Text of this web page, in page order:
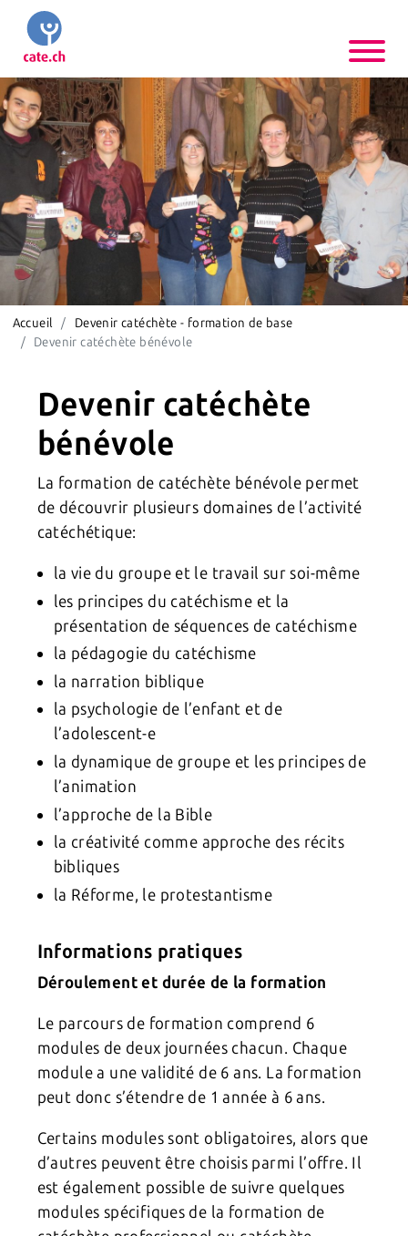
Accueil
Devenir catéchète - formation de base
Devenir catéchète bénévole
Devenir catéchète
bénévole
La formation de catéchète bénévole permet
de découvrir plusieurs domaines de l’activité
catéchétique:
la vie du groupe et le travail sur soi-même
les principes du catéchisme et la
présentation de séquences de catéchisme
la pédagogie du catéchisme
la narration biblique
la psychologie de l’enfant et de
l’adolescent-e
la dynamique de groupe et les principes de
l’animation
l’approche de la Bible
la créativité comme approche des récits
bibliques
la Réforme, le protestantisme
Informations pratiques
Déroulement et durée de la formation
Le parcours de formation comprend 6
modules de deux journées chacun. Chaque
module a une validité de 6 ans. La formation
peut donc s’étendre de 1 année à 6 ans.
Certains modules sont obligatoires, alors que
d’autres peuvent être choisis parmi l’offre. Il
est également possible de suivre quelques
modules spécifiques de la formation de